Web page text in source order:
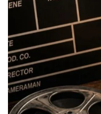
Recupera
tican News 👇
07/carmina-
espana-testimoni...
Foto
View on Facebook · Share